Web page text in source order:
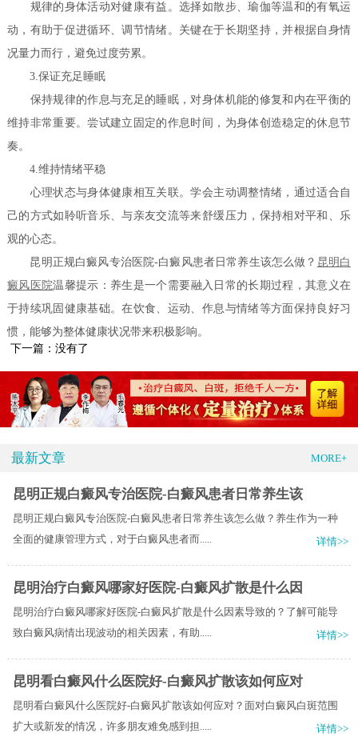
规律的身体活动对健康有益。选择如散步、瑜伽等温和的有氧运
动，有助于促进循环、调节情绪。关键在于长期坚持，并根据自身情
况量力而行，避免过度劳累。
3.保证充足睡眠
保持规律的作息与充足的睡眠，对身体机能的修复和内在平衡的
维持非常重要。尝试建立固定的作息时间，为身体创造稳定的休息节
奏。
4.维持情绪平稳
心理状态与身体健康相互关联。学会主动调整情绪，通过适合自
己的方式如聆听音乐、与亲友交流等来舒缓压力，保持相对平和、乐
观的心态。
昆明正规白癜风专治医院-白癜风患者日常养生该怎么做？ 昆明白
癜风医院温馨提示：养生是一个需要融入日常的长期过程，其意义在
于持续巩固健康基础。在饮食、运动、作息与情绪等方面保持良好习
惯，能够为整体健康状况带来积极影响。
下一篇：没有了
最新文章 MORE+
昆明正规白癜风专治医院-白癜风患者日常养生该
昆明正规白癜风专治医院-白癜风患者日常养生该怎么做？养生作为一种
全面的健康管理方式，对于白癜风患者而.....
详情>>
昆明治疗白癜风哪家好医院-白癜风扩散是什么因
昆明治疗白癜风哪家好医院-白癜风扩散是什么因素导致的？了解可能导
致白癜风病情出现波动的相关因素，有助.....
详情>>
昆明看白癜风什么医院好-白癜风扩散该如何应对
昆明看白癜风什么医院好-白癜风扩散该如何应对？面对白癜风白斑范围
扩大或新发的情况，许多朋友难免感到担.....
详情>>